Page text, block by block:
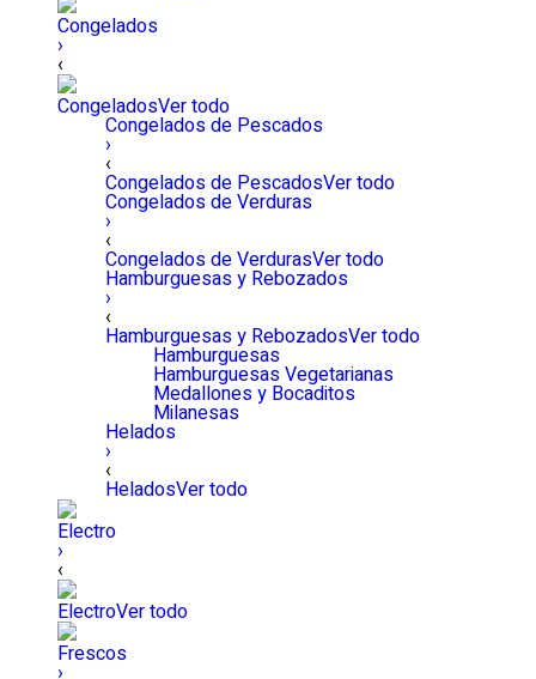
Congelados
›
‹
CongeladosVer todo
Congelados de Pescados
›
‹
Congelados de PescadosVer todo
Congelados de Verduras
›
‹
Congelados de VerdurasVer todo
Hamburguesas y Rebozados
›
‹
Hamburguesas y RebozadosVer todo
Hamburguesas
Hamburguesas Vegetarianas
Medallones y Bocaditos
Milanesas
Helados
›
‹
HeladosVer todo
Electro
›
‹
ElectroVer todo
Frescos
›